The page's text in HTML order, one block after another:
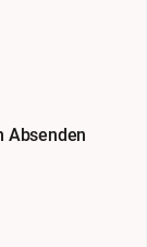
Absenden